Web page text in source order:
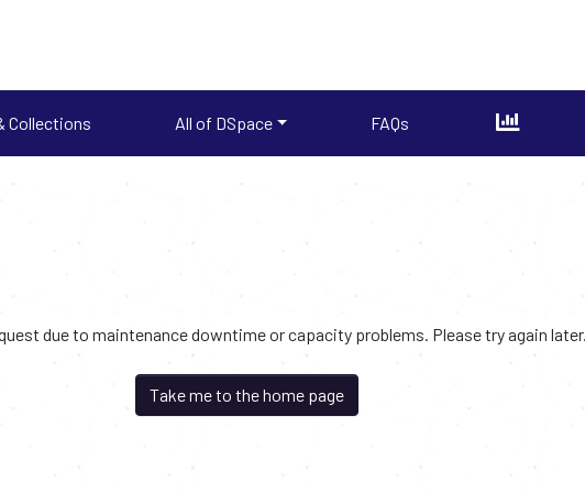
Collections All of DSpace FAQs
due to maintenance downtime or capacity problems. Please try again later.
Take me to the home page